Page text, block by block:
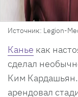
Источник: Legion-
Канье как
сделал
Ким
арендовал